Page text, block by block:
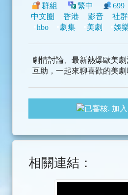
群組 繁中 699
中文圈
香港 影音 社群
hbo
劇集 美劇 娛
劇情討論、最新熱爆歐美
互助，一起來聊喜歡的美劇
加
相關連結：